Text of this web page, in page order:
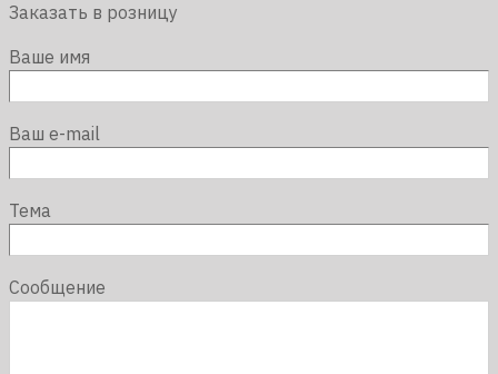
Заказать в розницу
Ваше имя
Ваш e-mail
Тема
Сообщение